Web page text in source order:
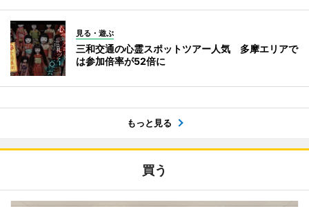
見る・遊ぶ
三和交通の心霊スポットツアー人気 多摩エリアで
は参加倍率が52倍に
もっと見る
買う